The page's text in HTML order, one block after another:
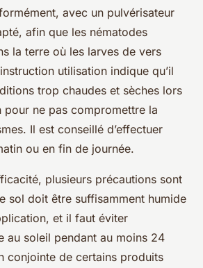
avec un pulvérisateur
afin que les nématodes
la terre où les larves de vers
utilisation indique qu’il
trop chaudes et sèches lors
pour ne pas compromettre la
Il est conseillé d’effectuer
ou en fin de journée.
plusieurs précautions sont
sol doit être suffisamment humide
et il faut éviter
au soleil pendant au moins 24
conjointe de certains produits